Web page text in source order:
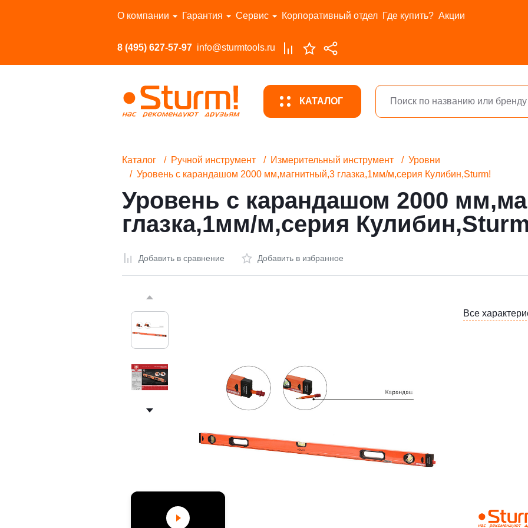
О компании Гарантия Сервис Корпоративный отдел Где купить? Акции
8 (495) 627-57-97 info@sturmtools.ru
КАТАЛОГ
Перейти в каталог
Каталог Ручной инструмент Измерительный инструмент
Уровни
Уровень с карандашом 2000 мм,магнитный,3 глазка,1мм/м,серия Кулибин,Sturm!
Уровень с карандашом 2000
глазка,1мм/м,серия
Добавить в сравнение Добавить в избранное
Все